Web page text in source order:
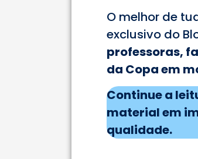
O melhor de
exclusivo do
professoras,
da Copa em
Continue a
material em
qualidade.